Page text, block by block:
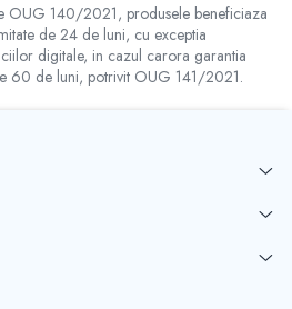
OUG 140/2021, produsele beneficiaza
de 24 de luni, cu exceptia
digitale, in cazul carora garantia
60 de luni, potrivit OUG 141/2021.